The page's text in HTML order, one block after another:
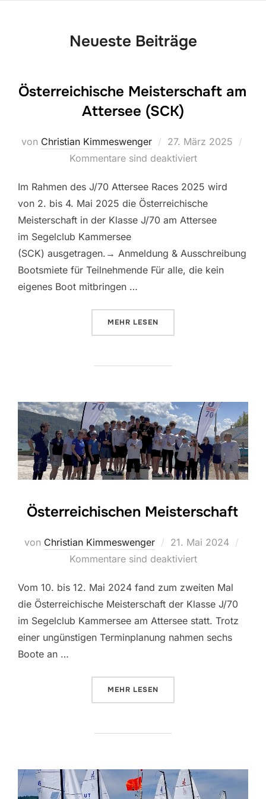
Neueste Beiträge
Österreichische Meisterschaft am
Attersee (SCK)
von Christian Kimmeswenger
Veröffentlicht
am
27. März 2025
Kommentare sind deaktiviert
Im Rahmen des J/70 Attersee Races 2025 wird
von 2. bis 4. Mai 2025 die Österreichische
Meisterschaft in der Klasse J/70 am Attersee
im Segelclub Kammersee
(SCK) ausgetragen.→ Anmeldung & Ausschreibung
Bootsmiete für Teilnehmende Für alle, die kein
eigenes Boot mitbringen …
MEHR ÜBER „ÖSTERREICHISCHE
LESEN
Österreichischen Meisterschaft
von Christian Kimmeswenger
Veröffentlicht
am
21. Mai 2024
Kommentare sind deaktiviert
Vom 10. bis 12. Mai 2024 fand zum zweiten Mal
die Österreichische Meisterschaft der Klasse J/70
im Segelclub Kammersee am Attersee statt. Trotz
einer ungünstigen Terminplanung nahmen sechs
Boote an …
MEHR ÜBER „ÖSTERREICHISCHEN
LESEN